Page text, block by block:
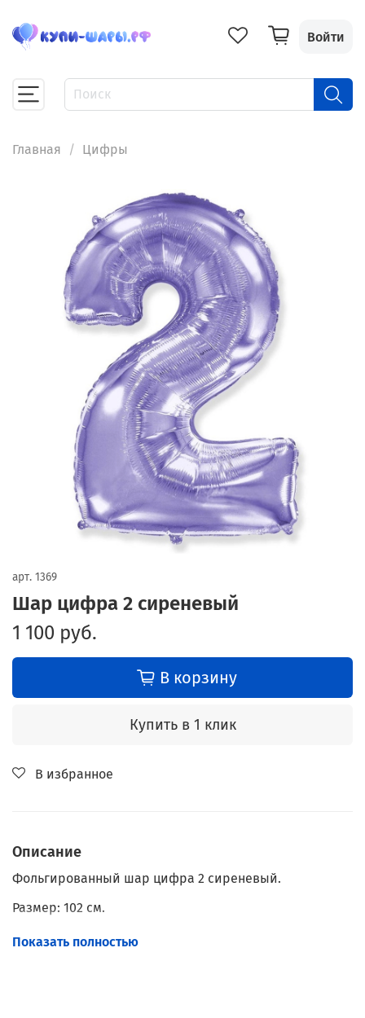
Войти
Главная Цифры
арт. 1369
Шар цифра 2 сиреневый
1 100 руб.
В корзину
Купить в 1 клик
В избранное
Описание
Фольгированный шар цифра 2 сиреневый.
Размер: 102 см.
Наполнение: Гелий.
Показать полностью